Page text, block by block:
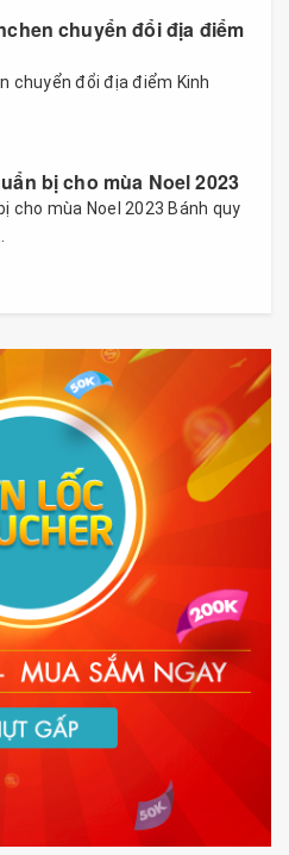
chuyển đổi địa điểm
chuyển đổi địa điểm Kinh
bị cho mùa Noel 2023
cho mùa Noel 2023 Bánh quy